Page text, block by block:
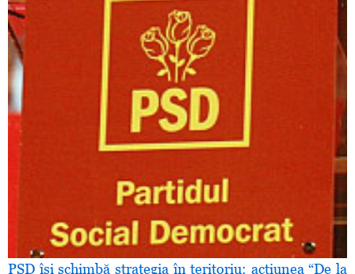
PSD îşi schimbă strategia în teritoriu: acţiunea “De la